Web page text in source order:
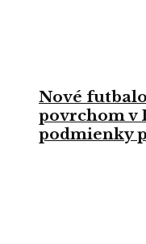
Nové
povrchom v
podmienky